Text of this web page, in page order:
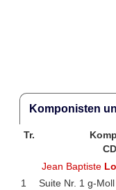
Komponisten
Tr.
Jean Baptiste
1
Suite Nr. 1 g-